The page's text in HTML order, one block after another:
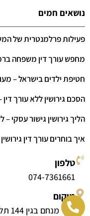
נושאים חמים
פעילות פרלמנטרית של
מחפש עורך דין משפחה ברמה
חטיפת ילדים בישראל –
הסכם גירושין ללא עורך דין –
הליך גירושין גישור עסקי –
איך בוחרים עורך דין גירושין
טלפון
074-7361661
מיקום
דרך מנחם בגין 144 תל אביב (מגדל מידטאון, קומה 30)